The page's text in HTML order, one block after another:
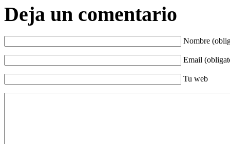
Deja un comentario
Nombre
Email
Tu web